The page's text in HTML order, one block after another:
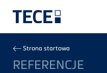
Breadcrumb
Strona startowa
REFERENCJE